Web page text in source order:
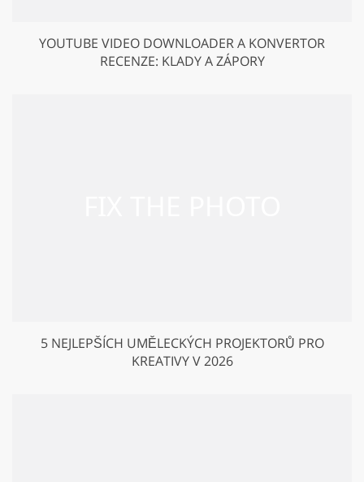
YOUTUBE VIDEO DOWNLOADER A KONVERTOR
RECENZE: KLADY A ZÁPORY
5 NEJLEPŠÍCH UMĚLECKÝCH PROJEKTORŮ PRO
KREATIVY V 2026